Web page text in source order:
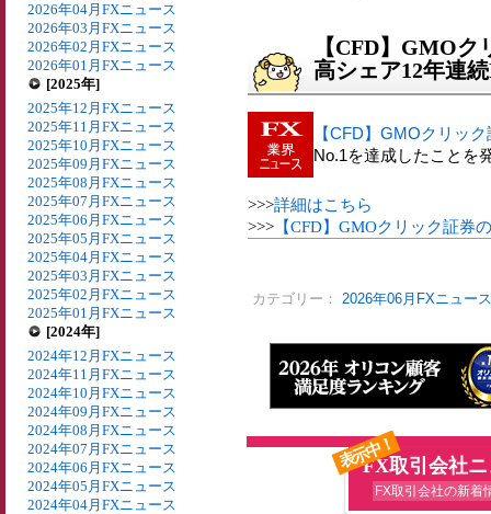
2026年04月FXニュース
2026年03月FXニュース
2026年02月FXニュース
2026年01月FXニュース
[2025年]
2025年12月FXニュース
2025年11月FXニュース
2025年10月FXニュース
2025年09月FXニュース
2025年08月FXニュース
2025年07月FXニュース
2025年06月FXニュース
2025年05月FXニュース
2025年04月FXニュース
2025年03月FXニュース
2025年02月FXニュース
2025年01月FXニュース
[2024年]
2024年12月FXニュース
2024年11月FXニュース
2024年10月FXニュース
2024年09月FXニュース
2024年08月FXニュース
2024年07月FXニュース
2024年06月FXニュース
2024年05月FXニュース
2024年04月FXニュース
【CFD】GMO
高シェア12年連
【CFD】GMOクリッ
No.1を達成したことを
>>>詳細はこちら
>>> 【CFD】GMOクリック証券
カテゴリー： 2026年06月FXニュース
表示中！
FX取引会社
FX取引会社の新着